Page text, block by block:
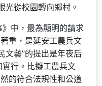
光從校園轉向鄉村。
中，最為顯明的請求
重，是延安工農兵文
文藝”的提出是年夜后
行。比擬工農兵文
的符合法規性和公道